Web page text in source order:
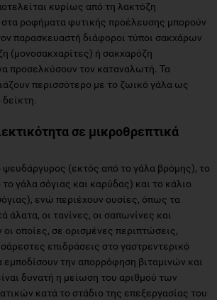
(μονοσακχαρίτες) ή σακχαρόζη
προσελκύσουν τον καταναλωτή. Τα
περισσότερο με το ζωικό γάλα ως
σε μικροθρεπτικά
ψευδάργυρος (εκτός από το γάλα βρόμης), το
γάλα σόγιας και καρύδας) και το κάλιο
ενώ περιέχουν ουσίες, όπως τα
άλατα, οι τανίνες, οι σαπωνίνες και
οποίες, σε ορισμένες περιπτώσεις,
επιδράσεις στο γαστρεντερικό
την απορρόφηση βιταμινών και
δυνατή η μείωση του αριθμού των
κατά το στάδιο της επεξεργασίας του